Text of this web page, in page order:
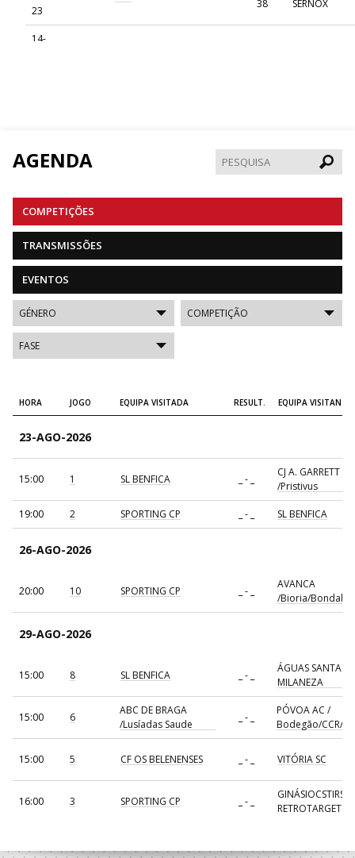
23
38
SERNOX
14-
AGENDA
COMPETIÇÕES
TRANSMISSÕES
EVENTOS
HORA JOGO EQUIPA VISITADA RESULT. EQUIPA VISITANTE
23-AGO-2026
15:00 1 SL BENFICA _ - _
CJ A. GARRETT
/Pristivus
19:00 2 SPORTING CP _ - _ SL BENFICA
26-AGO-2026
20:00 10 SPORTING CP _ - _
AVANCA
/Bioria/Bondalti
29-AGO-2026
15:00 8 SL BENFICA _ - _
ÁGUAS SANTAS
MILANEZA
15:00 6
ABC DE BRAGA
/Lusíadas Saude
_ - _
PÓVOA AC /
Bodegão/CCR/
15:00 5 CF OS BELENENSES _ - _ VITÓRIA SC
16:00 3 SPORTING CP _ - _
RETROTARGET